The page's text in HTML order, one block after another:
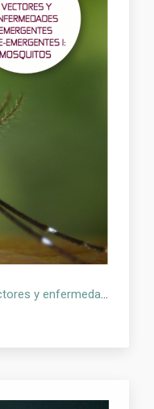
Arbovirosis y salud pública: vectores y enfermedades emergentes y re-emergentes I: mosquitos. OSMAN 2020